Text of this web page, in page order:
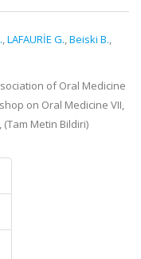
,LAFAURİE G.,Beiski B.,
of Oral Medicine
on Oral Medicine VII,
(Tam Metin Bildiri)